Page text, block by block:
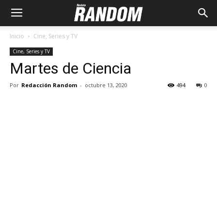
Inicio Cine, Series y TV
Cine, Series y TV
Martes de Ciencia
Por Redacción Random - octubre 13, 2020 0
494